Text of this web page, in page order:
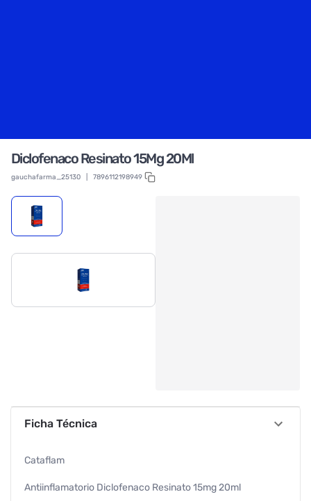
Diclofenaco Resinato 15Mg 20Ml
gauchafarma_25130 7896112198949
Ficha Técnica
Cataflam
Antiinflamatorio Diclofenaco Resinato 15mg 20ml